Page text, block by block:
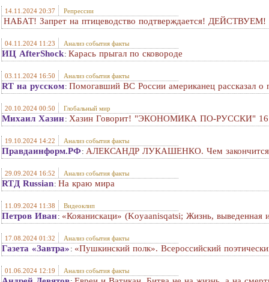
14.11.2024 20:37 Репрессии
НАБАТ! Запрет на птицеводство подтверждается! ДЕЙСТВУЕМ!
04.11.2024 11:23 Анализ события факты
ИЦ AfterShock: Карась прыгал по сковороде
03.11.2024 16:50 Анализ события факты
RT на русском: Помогавший ВС России американец рассказал о
20.10.2024 00:50 Глобальный мир
Михаил Хазин: Хазин Говорит! "ЭКОНОМИКА ПО-РУССКИ" 16
19.10.2024 14:22 Анализ события факты
Правдаинформ.РФ: АЛЕКСАНДР ЛУКАШЕНКО. Чем закончится
29.09.2024 16:52 Анализ события факты
RTД Russian: На краю мира
11.09.2024 11:38 Видеоклип
Петров Иван: «Кояанискаци» (Koyaanisqatsi; Жизнь, выведенная
17.08.2024 01:32 Анализ события факты
Газета «Завтра» : «Пушкинский полк». Всероссийский
01.06.2024 12:19 Анализ события факты